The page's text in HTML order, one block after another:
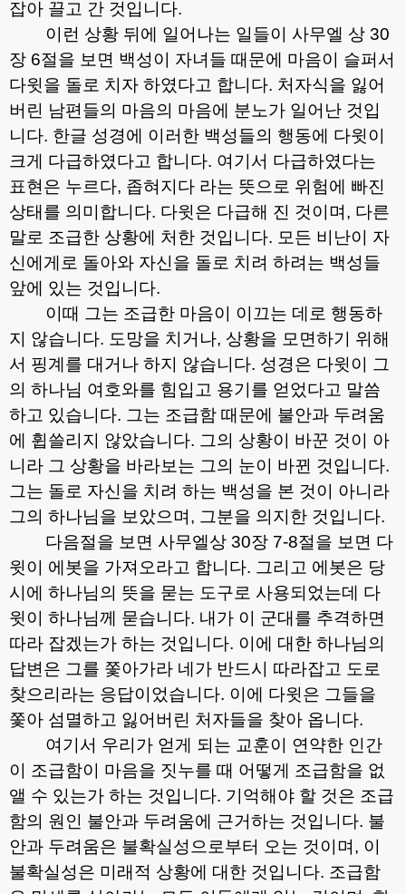
잡아 끌고 간 것입니다.
이런 상황 뒤에 일어나는 일들이 사무엘 상 30
장 6절을 보면 백성이 자녀들 때문에 마음이 슬퍼서
다윗을 돌로 치자 하였다고 합니다. 처자식을 잃어
버린 남편들의 마음의 마음에 분노가 일어난 것입
니다. 한글 성경에 이러한 백성들의 행동에 다윗이
크게 다급하였다고 합니다. 여기서 다급하였다는
표현은 누르다, 좁혀지다 라는 뜻으로 위험에 빠진
상태를 의미합니다. 다윗은 다급해 진 것이며 , 다른
말로 조급한 상황에 처한 것입니다. 모든 비난이 자
신에게로 돌아와 자신을 돌로 치려 하려는 백성들
앞에 있는 것입니다.
이때 그는 조급한 마음이 이끄는 데로 행동하
지 않습니다. 도망을 치거나, 상황을 모면하기 위해
서 핑계를 대거나 하지 않습니다. 성경은 다윗이 그
의 하나님 여호와를 힘입고 용기를 얻었다고 말씀
하고 있습니다. 그는 조급함 때문에 불안과 두려움
에 휩쓸리지 않았습니다. 그의 상황이 바꾼 것이 아
니라 그 상황을 바라보는 그의 눈이 바뀐 것입니다.
그는 돌로 자신을 치려 하는 백성을 본 것이 아니라
그의 하나님을 보았으며 , 그분을 의지한 것입니다.
다음절을 보면 사무엘상 30장 7-8절을 보면 다
윗이 에봇을 가져오라고 합니다. 그리고 에봇은 당
시에 하나님의 뜻을 묻는 도구로 사용되었는데 다
윗이 하나님께 묻습니다. 내가 이 군대를 추격하면
따라 잡겠는가 하는 것입니다. 이에 대한 하나님의
답변은 그를 쫓아가라 네가 반드시 따라잡고 도로
찾으리라는 응답이었습니다. 이에 다윗은 그들을
쫓아 섬멸하고 잃어버린 처자들을 찾아 옵니다.
여기서 우리가 얻게 되는 교훈이 연약한 인간
이 조급함이 마음을 짓누를 때 어떻게 조급함을 없
앨 수 있는가 하는 것입니다. 기억해야 할 것은 조급
함의 원인 불안과 두려움에 근거하는 것입니다. 불
안과 두려움은 불확실성으로부터 오는 것이며 , 이
불확실성은 미래적 상황에 대한 것입니다. 조급함